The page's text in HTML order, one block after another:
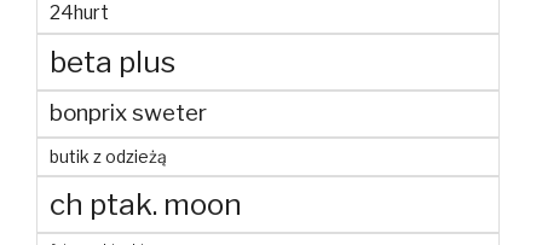
24hurt
beta plus
bonprix sweter
butik z odzieżą
ch ptak. moon